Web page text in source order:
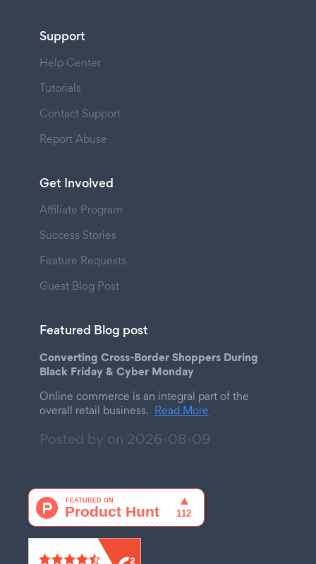
Support
Help Center
Tutorials
Contact Support
Report Abuse
Get Involved
Affiliate Program
Success Stories
Feature Requests
Guest Blog Post
Featured Blog post
Converting Cross-Border Shoppers During
Black Friday & Cyber Monday
Online commerce is an integral part of the
overall retail business. Read More
Posted by on 2026-08-09